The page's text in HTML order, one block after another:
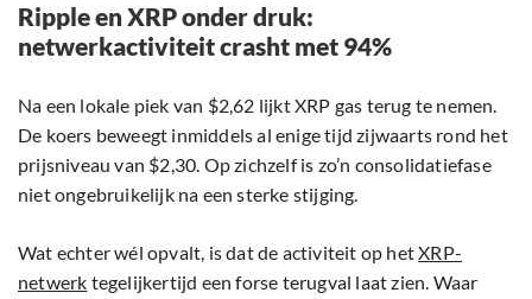
Ripple en XRP onder druk:
netwerkactiviteit crasht met 94%
Na een lokale piek van $2,62 lijkt XRP gas terug te nemen.
De koers beweegt inmiddels al enige tijd zijwaarts rond het
prijsniveau van $2,30. Op zichzelf is zo’n consolidatiefase
niet ongebruikelijk na een sterke stijging.
Wat echter wél opvalt, is dat de activiteit op hetXRP-
netwerk tegelijkertijd een forse terugval laat zien. Waar